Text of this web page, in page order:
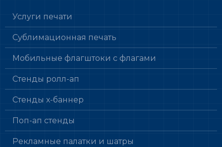
Услуги печати
Сублимационная печать
Мобильные флагштоки с флагами
Стенды ролл-ап
Стенды х-баннер
Поп-ап стенды
Рекламные палатки и шатры